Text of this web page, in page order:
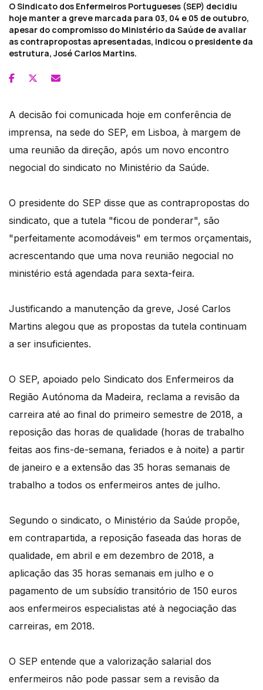
O Sindicato dos Enfermeiros Portugueses (SEP) decidiu
hoje manter a greve marcada para 03, 04 e 05 de outubro,
apesar do compromisso do Ministério da Saúde de avaliar
as contrapropostas apresentadas, indicou o presidente da
estrutura, José Carlos Martins.
A decisão foi comunicada hoje em conferência de
imprensa, na sede do SEP, em Lisboa, à margem de
uma reunião da direção, após um novo encontro
negocial do sindicato no Ministério da Saúde.
O presidente do SEP disse que as contrapropostas do
sindicato, que a tutela "ficou de ponderar", são
"perfeitamente acomodáveis" em termos orçamentais,
acrescentando que uma nova reunião negocial no
ministério está agendada para sexta-feira.
Justificando a manutenção da greve, José Carlos
Martins alegou que as propostas da tutela continuam
a ser insuficientes.
O SEP, apoiado pelo Sindicato dos Enfermeiros da
Região Autónoma da Madeira, reclama a revisão da
carreira até ao final do primeiro semestre de 2018, a
reposição das horas de qualidade (horas de trabalho
feitas aos fins-de-semana, feriados e à noite) a partir
de janeiro e a extensão das 35 horas semanais de
trabalho a todos os enfermeiros antes de julho.
Segundo o sindicato, o Ministério da Saúde propõe,
em contrapartida, a reposição faseada das horas de
qualidade, em abril e em dezembro de 2018, a
aplicação das 35 horas semanais em julho e o
pagamento de um subsídio transitório de 150 euros
aos enfermeiros especialistas até à negociação das
carreiras, em 2018.
O SEP entende que a valorização salarial dos
enfermeiros não pode passar sem a revisão da